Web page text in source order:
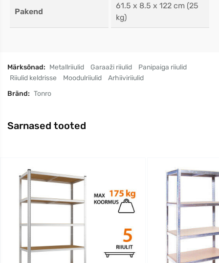
Pakend
61.5 x 8.5 x 122 cm (25
kg)
Märksõnad: Metallriiulid Garaaži riiulid
Panipaiga riiulid
Riiulid keldrisse
Moodulriiulid
Arhiiviriiulid
Bränd: Tonro
Sarnased tooted